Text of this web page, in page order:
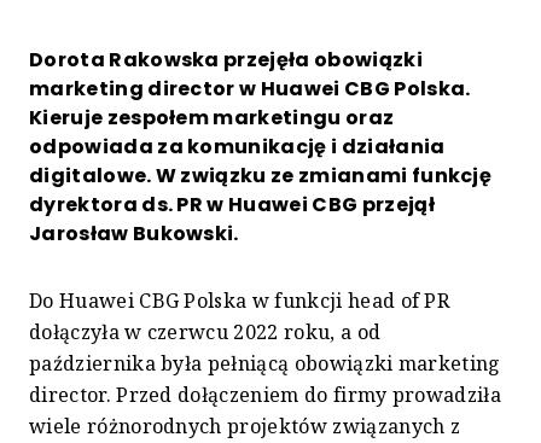
Dorota Rakowska przejęła obowiązki
marketing director w Huawei CBG Polska.
Kieruje zespołem marketingu oraz
odpowiada za komunikację i działania
digitalowe. W związku ze zmianami funkcję
dyrektora ds. PR w Huawei CBG przejął
Jarosław Bukowski.
Do Huawei CBG Polska w funkcji head of PR
dołączyła w czerwcu 2022 roku, a od
października była pełniącą obowiązki marketing
director. Przed dołączeniem do firmy prowadziła
wiele różnorodnych projektów związanych z